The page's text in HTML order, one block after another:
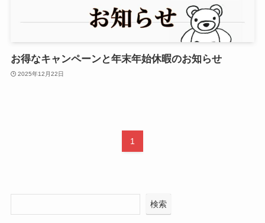
お得なキャンペーンと年末年始休暇のお知らせ
2025年12月22日
1
検索